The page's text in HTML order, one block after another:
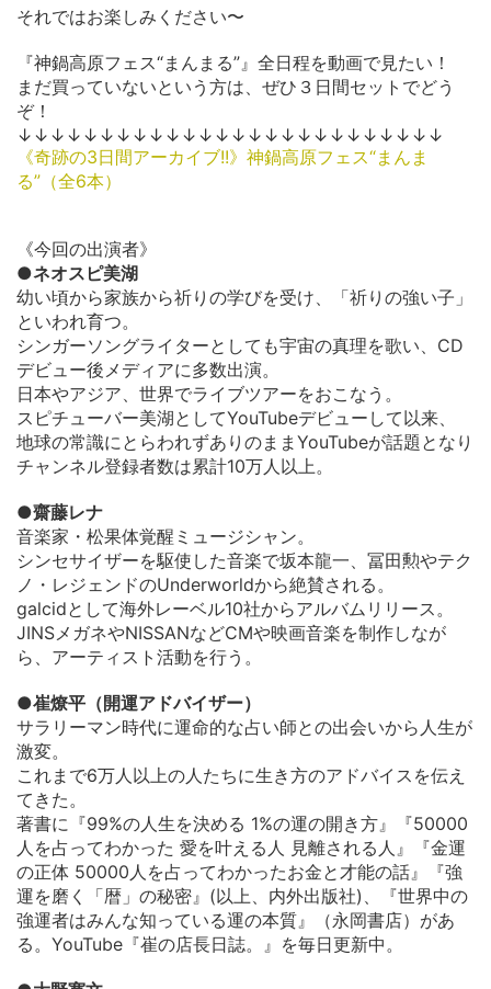
それではお楽しみください〜
『神鍋高原フェス“まんまる”』全日程を動画で見たい！
まだ買っていないという方は、ぜひ３日間セットでどう
ぞ！
↓↓↓↓↓↓↓↓↓↓↓↓↓↓↓↓↓↓↓↓↓↓↓↓↓↓
《奇跡の3日間アーカイブ!!》神鍋高原フェス“まんま
る”（全6本）
《今回の出演者》
●ネオスピ美湖
幼い頃から家族から祈りの学びを受け、「祈りの強い子」
といわれ育つ。
シンガーソングライターとしても宇宙の真理を歌い、CD
デビュー後メディアに多数出演。
日本やアジア、世界でライブツアーをおこなう。
スピチューバー美湖としてYouTubeデビューして以来、
地球の常識にとらわれずありのままYouTubeが話題となり
チャンネル登録者数は累計10万人以上。
●齋藤レナ
音楽家・松果体覚醒ミュージシャン。
シンセサイザーを駆使した音楽で坂本龍一、冨田勲やテク
ノ・レジェンドのUnderworldから絶賛される。
galcidとして海外レーベル10社からアルバムリリース。
JINSメガネやNISSANなどCMや映画音楽を制作しなが
ら、アーティスト活動を行う。
●崔燎平（開運アドバイザー）
サラリーマン時代に運命的な占い師との出会いから人生が
激変。
これまで6万人以上の人たちに生き方のアドバイスを伝え
てきた。
著書に『99%の人生を決める 1%の運の開き方』『50000
人を占ってわかった 愛を叶える人 見離される人』『金運
の正体 50000人を占ってわかったお金と才能の話』『強
運を磨く「暦」の秘密』(以上、内外出版社)、『世界中の
強運者はみんな知っている運の本質』（永岡書店）があ
る。YouTube『崔の店長日誌。』を毎日更新中。